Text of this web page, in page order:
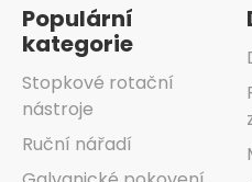
Populární
kategorie
Stopkové rotační
nástroje
Ruční nářadí